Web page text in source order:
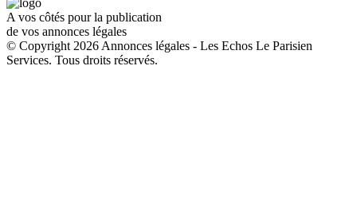
A vos côtés pour la publication
de vos annonces légales
© Copyright 2026 Annonces légales - Les Echos Le Parisien
Services. Tous droits réservés.